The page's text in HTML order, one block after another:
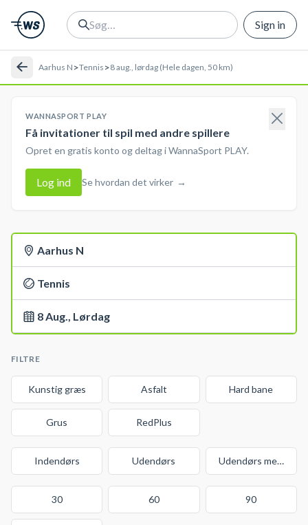
Sign in
Aarhus N >Tennis >8 aug., lørdag (Hele dagen, 50 km)
WANNASPORT PLAY
Få invitationer til spil med andre spillere
Opret en gratis konto og deltag i WannaSport PLAY.
Log ind Se hvordan det virker →
Aarhus N
Tennis
8 Aug., Lørdag
FILTRE
Kunstig græs Asfalt Hard bane
Grus RedPlus
Indendørs Udendørs Udendørs med
30 60 90